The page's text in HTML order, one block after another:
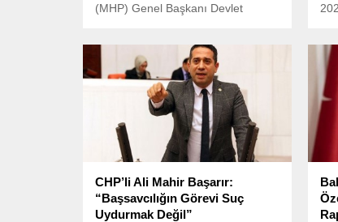
(MHP) Genel Başkanı Devlet
CHP’li Ali Mahir Başarır:
“Başsavcılığın Görevi Suç
Uydurmak Değil”